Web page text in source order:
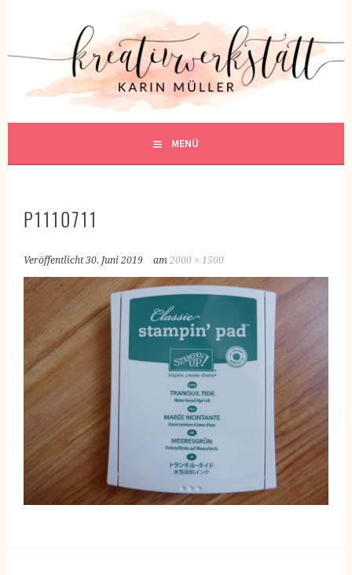
KREATIVWERKSTATT
KREATIV SEIN
MENÜ
P1110711
Veröffentlicht30. Juni 2019 am2000 × 1500